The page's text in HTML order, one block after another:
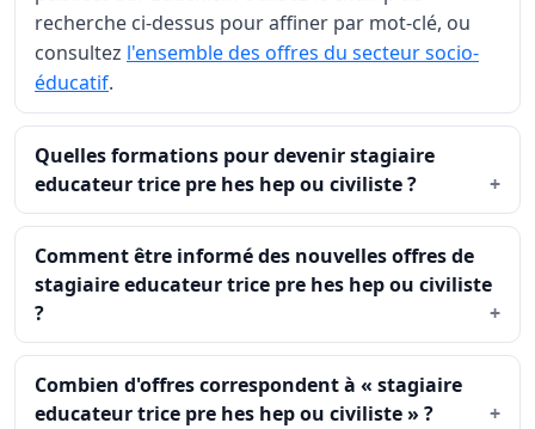
recherche ci-dessus pour affiner par mot-clé, ou
consultez l'ensemble des offres du secteur socio-
éducatif.
Quelles formations pour devenir stagiaire
educateur trice pre hes hep ou civiliste ?
Comment être informé des nouvelles offres de
stagiaire educateur trice pre hes hep ou civiliste
?
Combien d'offres correspondent à « stagiaire
educateur trice pre hes hep ou civiliste » ?